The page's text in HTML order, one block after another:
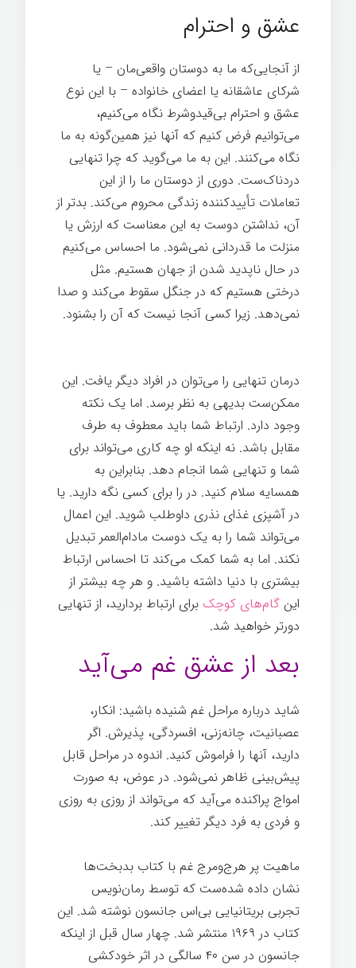
عشق و احترام
از آنجایی‌که ما به دوستان واقعی‌مان – یا
شرکای عاشقانه یا اعضای خانواده – با این نوع
عشق و احترام بی‌قیدوشرط نگاه می‌کنیم،
می‌توانیم فرض کنیم که آنها نیز همین‌گونه به ما
نگاه می‌کنند. این به ما می‌گوید که چرا تنهایی
دردناک‌ست. دوری از دوستان ما را از این
تعاملات تأییدکننده زندگی محروم می‌کند. بدتر از
آن، نداشتن دوست به این معناست که ارزش یا
منزلت ما قدردانی نمی‌شود. ما احساس می‌کنیم
در حال ناپدید شدن از جهان هستیم. مثل
درختی هستیم که در جنگل سقوط می‌کند و صدا
نمی‌دهد. زیرا کسی آنجا نیست که آن را بشنود.
درمان تنهایی را می‌توان در افراد دیگر یافت. این
ممکن‌ست بدیهی به نظر برسد. اما یک نکته
وجود دارد. ارتباط شما باید معطوف به طرف
مقابل باشد. نه اینکه او چه کاری می‌تواند برای
شما و تنهایی شما انجام دهد. بنابراین به
همسایه سلام کنید. در را برای کسی نگه دارید. یا
در آشپزی غذای نذری داوطلب شوید. این اعمال
می‌تواند شما را به یک دوست مادام‌العمر تبدیل
نکند. اما به شما کمک می‌کند تا احساس ارتباط
بیشتری با دنیا داشته باشید. و هر چه بیشتر از
این گام‌های کوچک برای ارتباط بردارید، از تنهایی
دورتر خواهید شد.
بعد از عشق غم می‌آید
شاید درباره مراحل غم شنیده باشید: انکار،
عصبانیت، چانه‌زنی، افسردگی، پذیرش. اگر
دارید، آنها را فراموش کنید. اندوه در مراحل قابل
پیش‌بینی ظاهر نمی‌شود. در عوض، به صورت
امواج پراکنده می‌آید که می‌تواند از روزی به روزی
و فردی به فرد دیگر تغییر کند.
ماهیت پر هرج‌ومرج غم با کتاب بدبخت‌ها
نشان داده شده‌ست که توسط رمان‌نویس
تجربی بریتانیایی بی‌اس جانسون نوشته شد. این
کتاب در ۱۹۶۹ منتشر شد. چهار سال قبل از اینکه
جانسون در سن ۴۰ سالگی در اثر خودکشی